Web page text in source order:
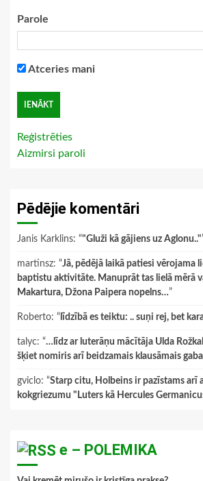
Parole
Atceries mani
Reģistrēties
Aizmirsi paroli
Pēdējie komentāri
Janis Karklins: “"Gluži kā gājiens uz Aglonu.."
martinsz: “Jā, pēdējā laikā patiesi vērojama
baptistu aktivitāte. Manuprāt tas lielā mērā
Makartura, Džona Paipera nopelns…”
Roberto: “ līdzībā es teiktu: .. suņi rej, bet
talyc: “…līdz ar luterāņu mācītāja Ulda
šķiet nomiris arī beidzamais klausāmais
gviclo: “Starp citu, Holbeins ir pazīstams arī
kokgriezumu "Luters kā Hercules
e – POLEMIKA